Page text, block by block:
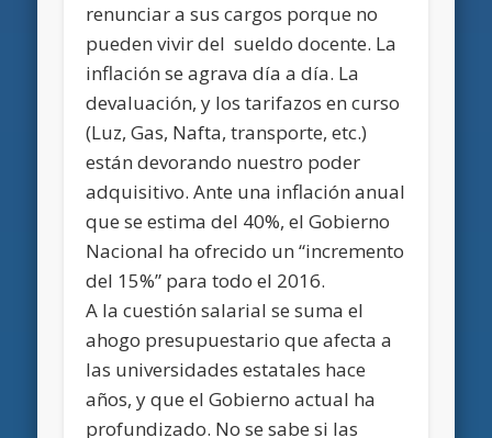
renunciar a sus cargos porque no
pueden vivir del sueldo docente. La
inflación se agrava día a día. La
devaluación, y los tarifazos en curso
(Luz, Gas, Nafta, transporte, etc.)
están devorando nuestro poder
adquisitivo. Ante una inflación anual
que se estima del 40%, el Gobierno
Nacional ha ofrecido un “incremento
del 15%” para todo el 2016.
A la cuestión salarial se suma el
ahogo presupuestario que afecta a
las universidades estatales hace
años, y que el Gobierno actual ha
profundizado. No se sabe si las